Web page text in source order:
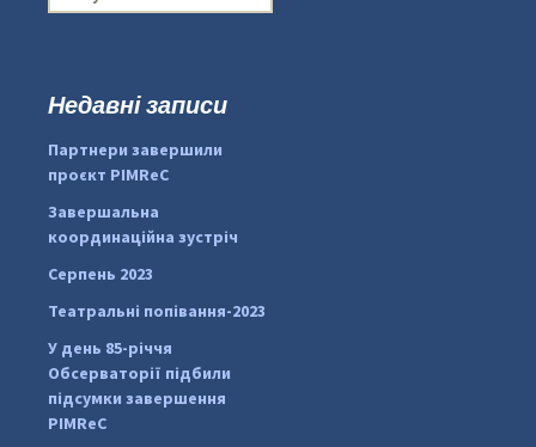
о
:Недавні записи
Партнери завершили
проєкт PIMReC
Завершальна
координаційна зустріч
Серпень 2023
Театральні попівання-2023
У день 85-річчя
Обсерваторії підбили
підсумки завершення
PIMReC